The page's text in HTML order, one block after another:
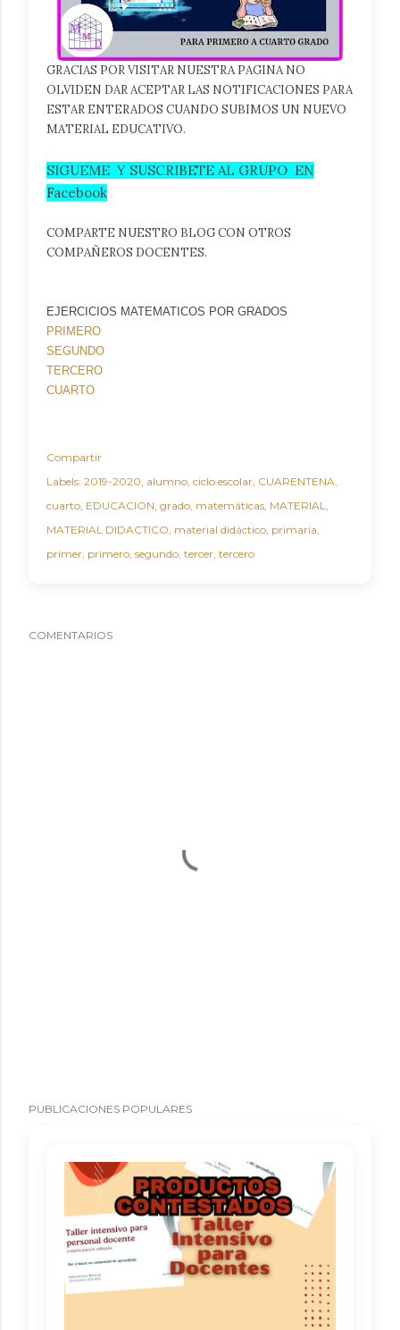
GRACIAS POR VISITAR NUESTRA PAGINA NO
OLVIDEN DAR ACEPTAR LAS NOTIFICACIONES PARA
ESTAR ENTERADOS CUANDO SUBIMOS UN NUEVO
MATERIAL EDUCATIVO.
SIGUEME Y SUSCRIBETE AL GRUPO EN
Facebook
COMPARTE NUESTRO BLOG CON OTROS
COMPAÑEROS DOCENTES.
EJERCICIOS MATEMATICOS POR GRADOS
PRIMERO
SEGUNDO
TERCERO
CUARTO
Compartir
Labels: 2019-2020 alumno ciclo escolar CUARENTENA
cuarto EDUCACION grado matemáticas MATERIAL
MATERIAL DIDACTICO material didáctico primaria
primer primero segundo tercer tercero
COMENTARIOS
PUBLICACIONES POPULARES